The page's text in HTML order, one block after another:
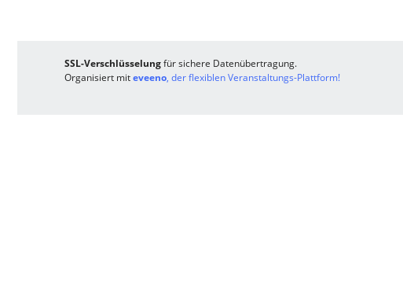
SSL-Verschlüsselungfür sichere Datenübertragung.
Organisiert miteveeno, der flexiblen Veranstaltungs-Plattform!